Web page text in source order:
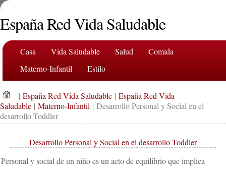
España Red Vida Saludable
Casa Vida Saludable Salud
Comida
Materno-Infantil
Estilo
| España Red Vida Saludable | España Red Vida
Saludable | Materno-Infantil | Desarrollo Personal y Social en el
desarrollo Toddler
Desarrollo Personal y Social en el desarrollo Toddler
Personal y social de un niño es un acto de equilibrio que implica